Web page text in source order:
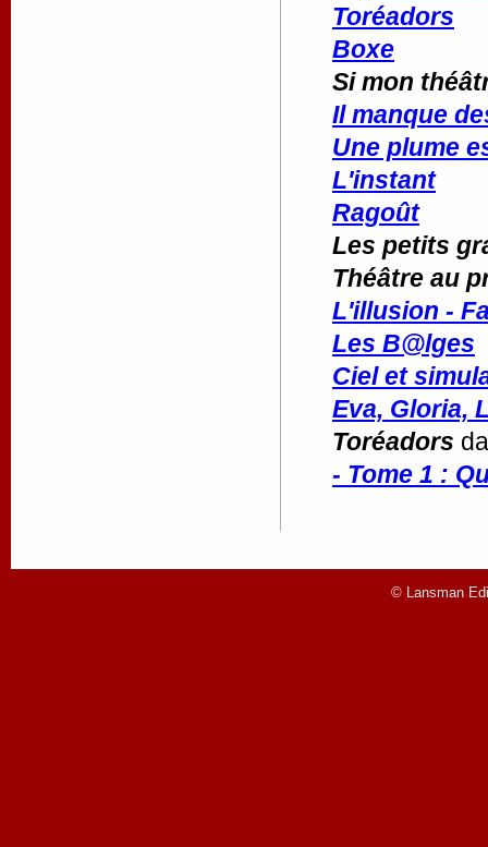
Toréadors
Boxe
Si mon
Il manque
Une plume
L'instant
Ragoût
Les petits
Théâtre au
L'illusion -
Les B@lges
Ciel et
Eva, Gloria,
Toréadors
- Tome 1 :
© Lansman